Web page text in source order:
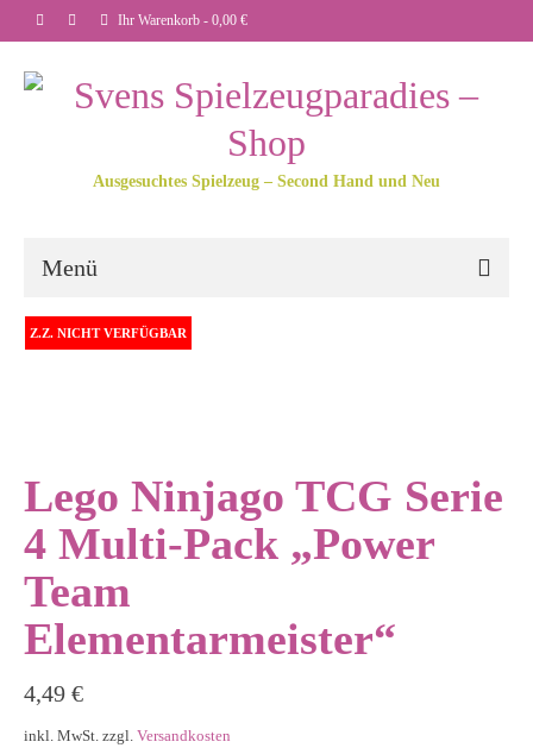
Ihr Warenkorb - 0,00 €
Ausgesuchtes Spielzeug – Second Hand und Neu
Menü
Z.Z. NICHT VERFÜGBAR
Lego Ninjago TCG Serie
4 Multi-Pack „Power
Team
Elementarmeister“
4,49 €
inkl. MwSt. zzgl. Versandkosten